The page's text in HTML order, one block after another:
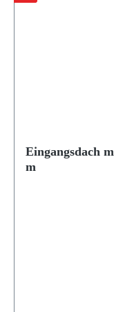
Eingangsdach
m